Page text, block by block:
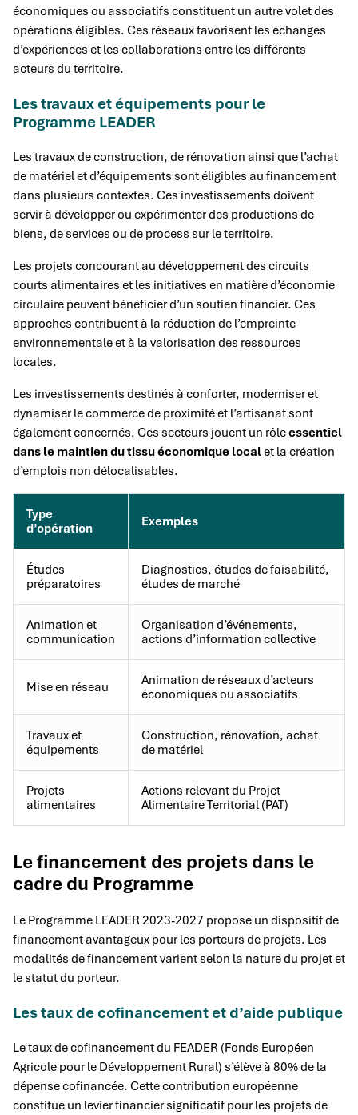
économiques ou associatifs constituent un autre volet des
opérations éligibles. Ces réseaux favorisent les échanges
d’expériences et les collaborations entre les différents
acteurs du territoire.
Les travaux et équipements pour le
Programme LEADER
Les travaux de construction, de rénovation ainsi que l’achat
de matériel et d’équipements sont éligibles au financement
dans plusieurs contextes. Ces investissements doivent
servir à développer ou expérimenter des productions de
biens, de services ou de process sur le territoire.
Les projets concourant au développement des circuits
courts alimentaires et les initiatives en matière d’économie
circulaire peuvent bénéficier d’un soutien financier. Ces
approches contribuent à la réduction de l’empreinte
environnementale et à la valorisation des ressources
locales.
Les investissements destinés à conforter, moderniser et
dynamiser le commerce de proximité et l’artisanat sont
également concernés. Ces secteurs jouent un rôleessentiel
dans le maintien du tissu économique localet la création
d’emplois non délocalisables.
Type
d’opération
Exemples
Études
préparatoires
Diagnostics, études de faisabilité,
études de marché
Animation et
communication
Organisation d’événements,
actions d’information collective
Mise en réseau
Animation de réseaux d’acteurs
économiques ou associatifs
Travaux et
équipements
Construction, rénovation, achat
de matériel
Projets
alimentaires
Actions relevant du Projet
Alimentaire Territorial (PAT)
Le financement des projets dans le
cadre du Programme
Le Programme LEADER 2023-2027 propose un dispositif de
financement avantageux pour les porteurs de projets. Les
modalités de financement varient selon la nature du projet et
le statut du porteur.
Les taux de cofinancement et d’aide publique
Le taux de cofinancement du FEADER (Fonds Européen
Agricole pour le Développement Rural) s’élève à 80% de la
dépense cofinancée. Cette contribution européenne
constitue un levier financier significatif pour les projets de